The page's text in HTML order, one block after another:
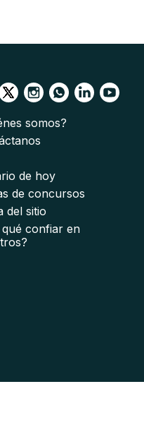
somos?
de hoy
de concursos
del sitio
qué confiar en